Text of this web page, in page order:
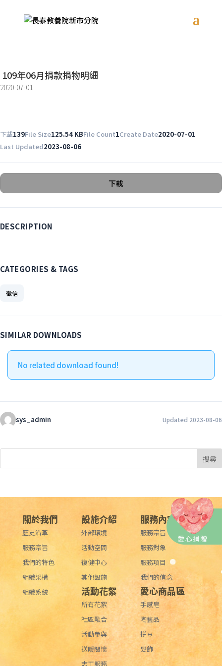
109年06月捐款捐物明細
2020-07-01
下載139File Size125.54 KBFile Count1Create Date2020-07-01
Last Updated2023-08-06
下載
DESCRIPTION
CATEGORIES & TAGS
徵信
SIMILAR DOWNLOADS
No related download found!
sys_admin Updated 2023-08-06
關於我們
歷史沿革
服務宗旨
我們的特色
組織架構
組織系統
設施介紹
外部環境
活動空間
復健中心
其他設施
服務內容
服務宗旨
服務對象
服務項目
我們的信念
活動花絮
所有花絮
社區融合
活動參與
送暖關懷
志工服務
愛心商品區
手感皂
陶藝品
拼豆
髮飾